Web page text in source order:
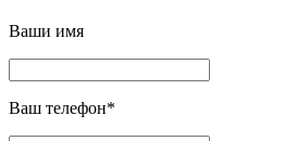
Ваши имя
Ваш телефон*